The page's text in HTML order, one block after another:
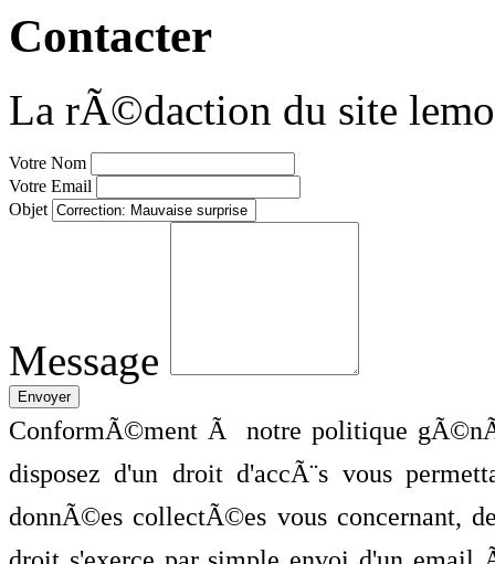
Contacter
La rÃ©daction du site
Votre Nom
Votre Email
Objet
Message
ConformÃ©ment Ã notre politique
disposez d'un droit d'accÃ¨s vous
donnÃ©es collectÃ©es vous concernant,